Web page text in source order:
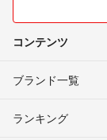
コンテンツ
ブランド一覧
ランキング